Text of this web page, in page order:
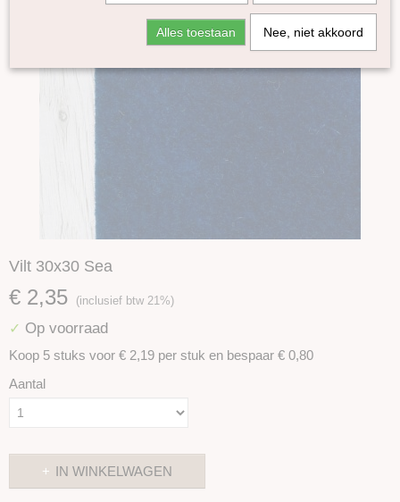
Vilt 30x30 Sea
€ 2,35 (inclusief btw 21%)
✓ Op voorraad
Koop 5 stuks voor € 2,19 per stuk en bespaar € 0,80
Aantal
IN WINKELWAGEN
Alles toestaan Nee, niet akkoord